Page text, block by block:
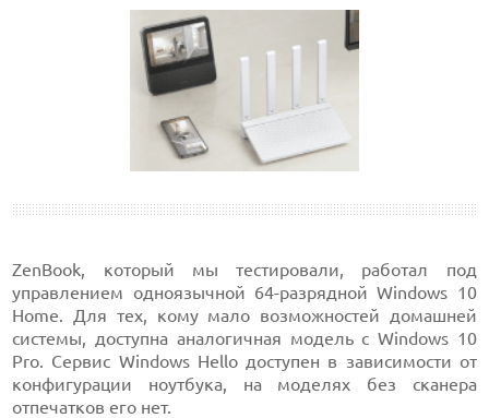
ZenBook, который мы тестировали, работал под
управлением одноязычной 64-разрядной Windows 10
Home. Для тех, кому мало возможностей домашней
системы, доступна аналогичная модель с Windows 10
Pro. Сервис Windows Hello доступен в зависимости от
конфигурации ноутбука, на моделях без сканера
отпечатков его нет.